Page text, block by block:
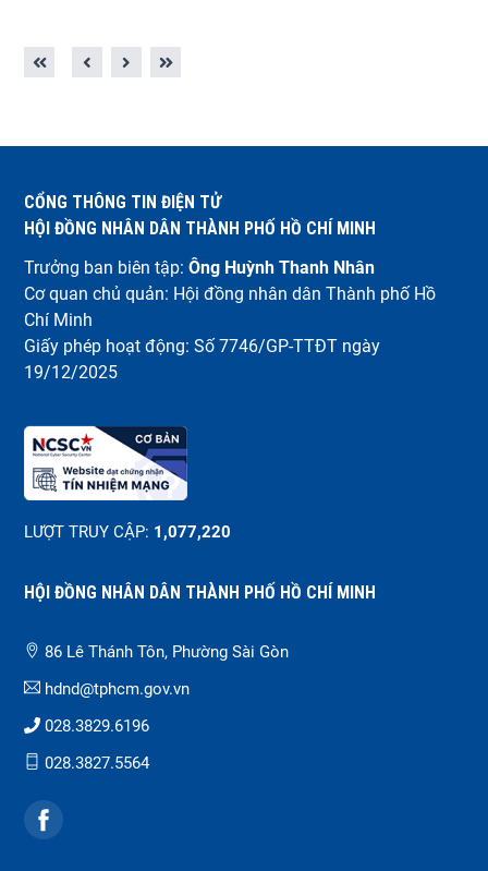
CỔNG THÔNG TIN ĐIỆN TỬ
HỘI ĐỒNG NHÂN DÂN THÀNH PHỐ HỒ CHÍ MINH
Trưởng ban biên tập: Ông Huỳnh Thanh Nhân
Cơ quan chủ quản: Hội đồng nhân dân Thành phố Hồ
Chí Minh
Giấy phép hoạt động: Số 7746/GP-TTĐT ngày
19/12/2025
LƯỢT TRUY CẬP: 1,077,220
HỘI ĐỒNG NHÂN DÂN THÀNH PHỐ HỒ CHÍ MINH
86 Lê Thánh Tôn, Phường Sài Gòn
hdnd@tphcm.gov.vn
028.3829.6196
028.3827.5564